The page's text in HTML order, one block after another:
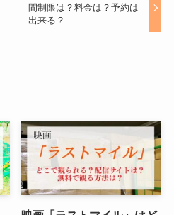
間制限は？料金は？予約は
出来る？